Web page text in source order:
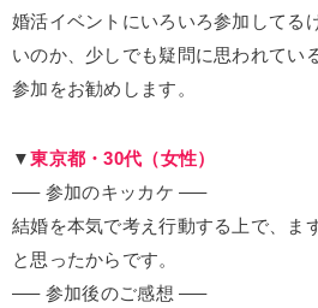
婚活イベントにいろいろ参加してる
いのか、少しでも疑問に思われてい
参加をお勧めします。
▼東京都・30代（女性）
—– 参加のキッカケ —–
結婚を本気で考え行動する上で、ま
と思ったからです。
—– 参加後のご感想 —–